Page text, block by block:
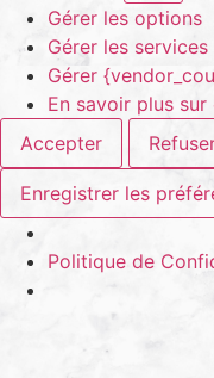
Gérer les options
Gérer les services
Gérer
En savoir plus
Accepter
Enregistrer les
Politique de